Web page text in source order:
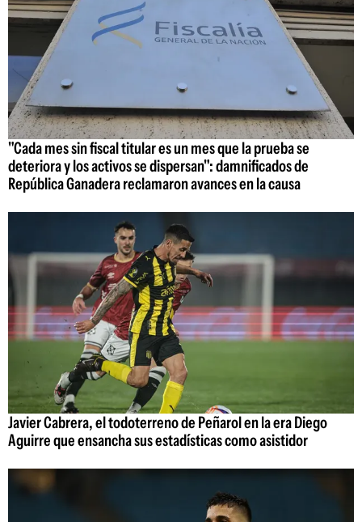
"Cada mes sin fiscal titular es un mes que la prueba se
deteriora y los activos se dispersan": damnificados de
República Ganadera reclamaron avances en la causa
Javier Cabrera, el todoterreno de Peñarol en la era Diego
Aguirre que ensancha sus estadísticas como asistidor